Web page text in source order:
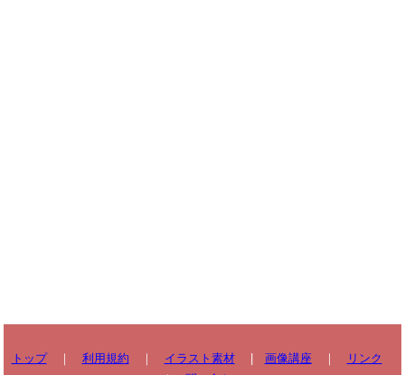
トップ｜ 利用規約 ｜ イラスト素材| 画像講座｜
リンク